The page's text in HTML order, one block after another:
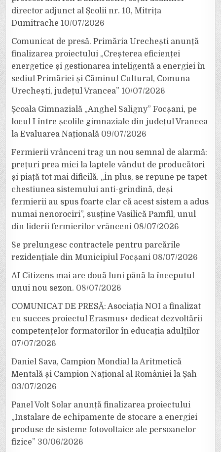
director adjunct al Școlii nr. 10, Mitrița
Dumitrache 10/07/2026
Comunicat de presă. Primăria Urechești anunță
finalizarea proiectului „Creșterea eficienței
energetice și gestionarea inteligentă a energiei în
sediul Primăriei și Căminul Cultural, Comuna
Urechești, județul Vrancea” 10/07/2026
Școala Gimnazială „Anghel Saligny” Focșani, pe
locul I între școlile gimnaziale din județul Vrancea
la Evaluarea Națională 09/07/2026
Fermierii vrânceni trag un nou semnal de alarmă:
prețuri prea mici la laptele vândut de producători
și piață tot mai dificilă. „În plus, se repune pe tapet
chestiunea sistemului anti-grindină, deși
fermierii au spus foarte clar că acest sistem a adus
numai nenorociri”, susține Vasilică Pamfil, unul
din liderii fermierilor vrânceni 08/07/2026
Se prelungesc contractele pentru parcările
rezidențiale din Municipiul Focșani 08/07/2026
AI Citizens mai are două luni până la începutul
unui nou sezon. 08/07/2026
COMUNICAT DE PRESĂ: Asociația NOI a finalizat
cu succes proiectul Erasmus+ dedicat dezvoltării
competențelor formatorilor în educația adulților
07/07/2026
Daniel Sava, Campion Mondial la Aritmetică
Mentală și Campion Național al României la Șah
03/07/2026
Panel Volt Solar anunță finalizarea proiectului
„Instalare de echipamente de stocare a energiei
produse de sisteme fotovoltaice ale persoanelor
fizice” 30/06/2026